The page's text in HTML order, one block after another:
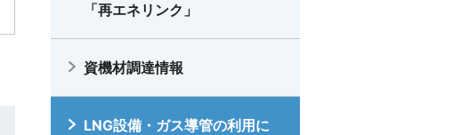
「再エネリンク」
資機材調達情報
LNG設備・ガス導管の利用に